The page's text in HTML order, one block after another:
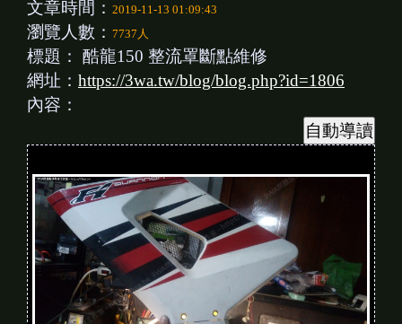
文章時間： 2019-11-13 01:09:43
瀏覽人數： 7737人
標題： 酷龍150 整流罩斷點維修
網址： https://3wa.tw/blog/blog.php?id=1806
內容：